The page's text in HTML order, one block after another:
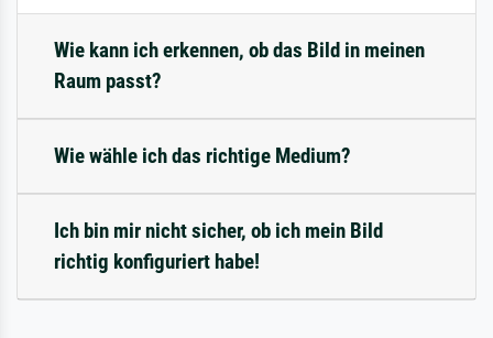
Wie kann ich erkennen, ob das Bild in meinen
Raum passt?
Wie wähle ich das richtige Medium?
Ich bin mir nicht sicher, ob ich mein Bild
richtig konfiguriert habe!